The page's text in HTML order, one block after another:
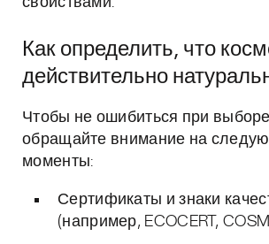
Как определить, что
действительно
Чтобы не ошибиться при
обращайте внимание на
моменты:
Сертификаты и знаки
(например, ECOCERT,